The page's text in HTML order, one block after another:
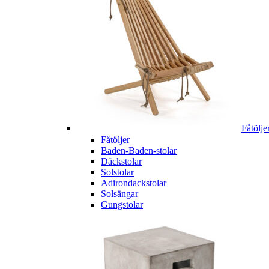
Fåtöljer
Baden-Baden-stolar
Däckstolar
Solstolar
Adirondackstolar
Solsängar
Gungstolar